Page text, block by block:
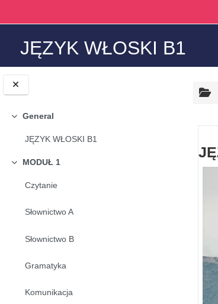
Collapse
General
JĘZYK WŁOSKI B1
Collapse
MODUŁ 1
Czytanie
Słownictwo A
Słownictwo B
Gramatyka
Komunikacja
JĘZYK WŁOSKI B1